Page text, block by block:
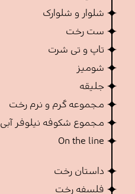
شلوار و شلوارک
ست رخت
تاپ و تی شرت
شومیز
جلیقه
مجموعه گرم و نرم رخت
مجموع شکوفه نیلوفر آبی
On the line
داستان رخت
فلسفه رخت